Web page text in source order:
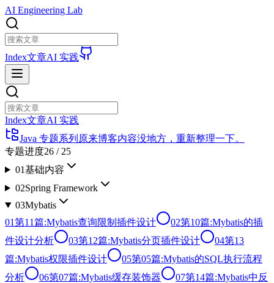
AI Engineering Lab
Index文章AI 实践
Index文章AI 实践
Java 专题系列 原来博客内容没地方，重新整理一下。
专题进度26 / 25
01基础内容
02Spring Framework
03Mybatis
01第11篇:Mybatis查询限制插件设计 02第10篇:Mybatis的插
件设计分析
03第12篇:Mybatis分页插件设计 04第13
篇:Mybatis权限插件设计
05第05篇:Mybatis的SQL执行流程
分析
06第07篇:Mybatis缓存装饰器 07第14篇:Mybatis中反